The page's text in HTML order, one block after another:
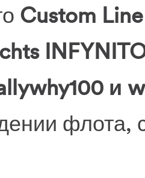
Custom
и
флота,